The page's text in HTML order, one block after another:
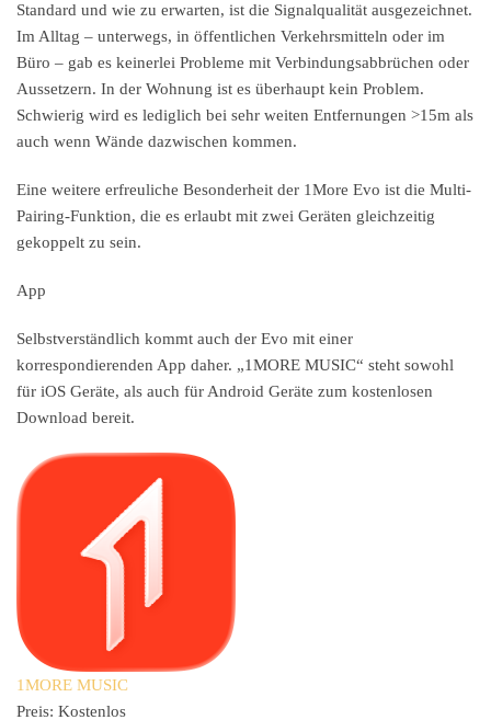
Standard und wie zu erwarten, ist die Signalqualität ausgezeichnet.
Im Alltag – unterwegs, in öffentlichen Verkehrsmitteln oder im
Büro – gab es keinerlei Probleme mit Verbindungsabbrüchen oder
Aussetzern. In der Wohnung ist es überhaupt kein Problem.
Schwierig wird es lediglich bei sehr weiten Entfernungen >15m als
auch wenn Wände dazwischen kommen.
Eine weitere erfreuliche Besonderheit der 1More Evo ist die Multi-
Pairing-Funktion, die es erlaubt mit zwei Geräten gleichzeitig
gekoppelt zu sein.
App
Selbstverständlich kommt auch der Evo mit einer
korrespondierenden App daher. „1MORE MUSIC“ steht sowohl
für iOS Geräte, als auch für Android Geräte zum kostenlosen
Download bereit.
1MORE MUSIC
Preis: Kostenlos